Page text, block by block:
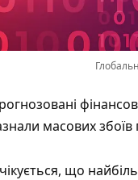
масових збоїв
що